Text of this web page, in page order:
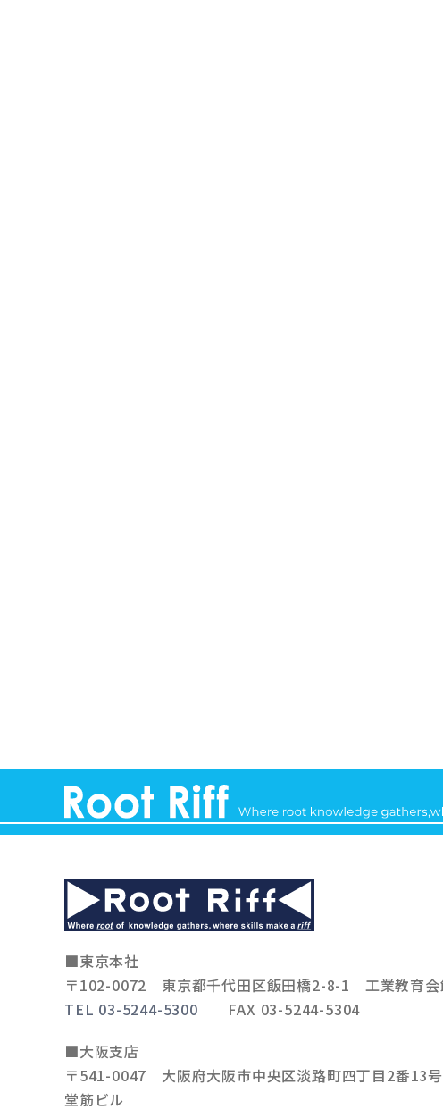
■東京本社
〒102-0072
東京都千代田区飯田橋2-8-1 工業教育会
TEL 03-5244-5300
FAX 03-5244-5304
■大阪支店
〒541-0047
大阪府大阪市中央区淡路町四丁目2番13
堂筋ビル